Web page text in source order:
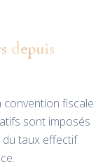
depuis
fiscale
sont imposés
du taux effectif